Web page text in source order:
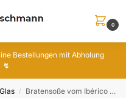
0
Bestellungen mit Abholung
↯
/ Bratensoße vom Ibérico Schwein